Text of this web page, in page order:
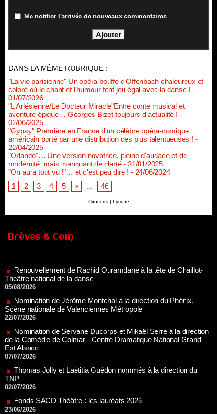
Me notifier l'arrivée de nouveaux commentaires
DANS LA MÊME RUBRIQUE :
"La vie parisienne" Un opéra bouffe d'Offenbach chaleureux et
coloré où le chant et l'humour font jeu égal avec la danse ! -
01/07/2026
"L'Arlésienne/Le Docteur Miracle"Entre conte musical et
aventure épique… Georges Bizet toujours d'actualité ! -
02/06/2025
"Gypsy" Première en France d'un célèbre opéra-comique
américain porté par une distribution des plus talentueuses ! -
22/04/2025
"Orlando"… Une version novatrice, pleine d'audace et de
modernité, mais manquant de clarté - 31/01/2025
"On aura tout vu !"… et c'est peu dire ! - 24/06/2024
1
2 3 4 5 » ... 46
Concerts | Lyrique
Brèves & Com
Renouvellement de Rachid Ouramdane à la tête de Chaillot-
Nomination de Jérôme Montchal à la direction du Phénix,
Scène nationale de Valenciennes Métropole
22/07/2026
Nomination de Servane Ducorps et Mikaël Serre à la direction
de la Comédie de Colmar - Centre Dramatique National Grand
Est Alsace
07/07/2026
Thomas Jolly et Laëtitia Guédon nommés à la direction du
TNP
02/07/2026
Fonds SACD Théâtre : les lauréats 2026
23/06/2026
20/06/2026